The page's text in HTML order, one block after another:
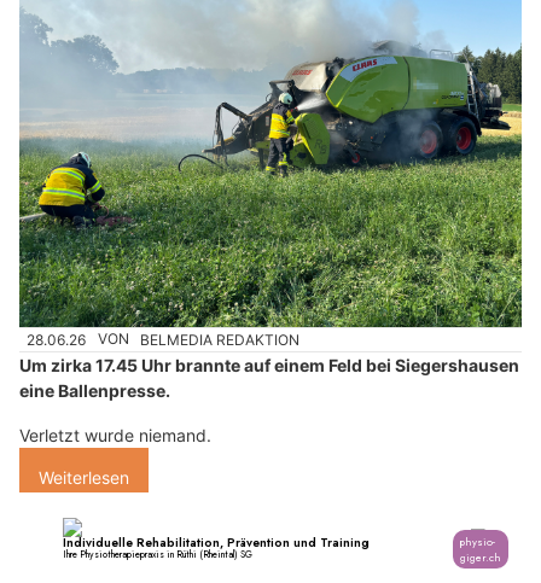
28.06.26 VON BELMEDIA REDAKTION
Um zirka 17.45 Uhr brannte auf einem Feld bei Siegershausen
eine Ballenpresse.
Verletzt wurde niemand.
Weiterlesen